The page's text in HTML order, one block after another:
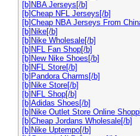
[b]NBA Jerseys[/b]
[b]Cheap NFL Jerseys[/b]
[b]Cheap NBA Jerseys From
[b]Nike[/b]
[b]Nike Wholesale[/b]
[b]NFL Fan Shop[/b]
[b]New Nike Shoes[/b]
[b]NFL Store[/b]
[b]Pandora Charms[/b]
[b]Nike Store[/b]
[b]NFL Shop[/b]
[b]Adidas Shoes[/b]
[b]Nike Outlet Store Online
[b]Cheap Jordans Wholesale[/b]
[b]Nike Uptempo[/b]